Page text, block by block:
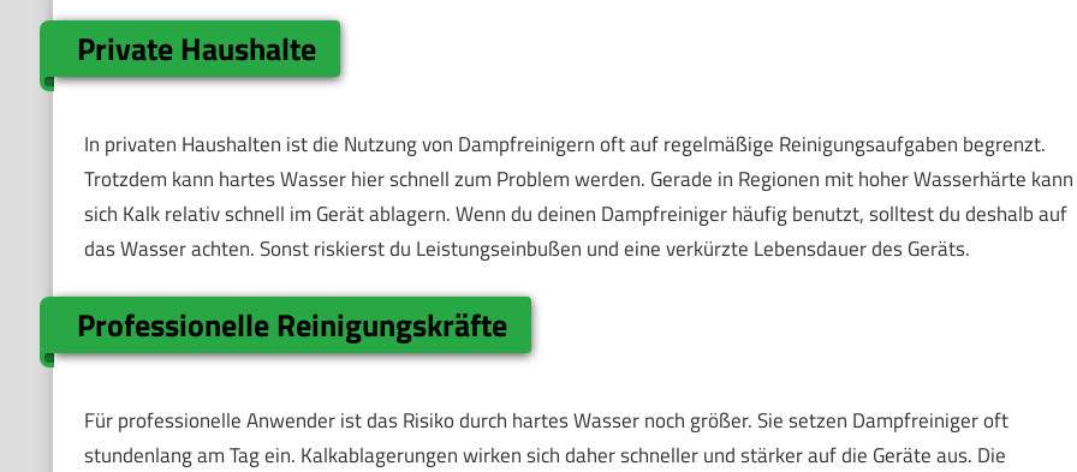
Private Haushalte
In privaten Haushalten ist die Nutzung von Dampfreinigern oft auf regelmäßige Reinigungsaufgaben begrenzt.
Trotzdem kann hartes Wasser hier schnell zum Problem werden. Gerade in Regionen mit hoher Wasserhärte kann
sich Kalk relativ schnell im Gerät ablagern. Wenn du deinen Dampfreiniger häufig benutzt, solltest du deshalb auf
das Wasser achten. Sonst riskierst du Leistungseinbußen und eine verkürzte Lebensdauer des Geräts.
Professionelle Reinigungskräfte
Für professionelle Anwender ist das Risiko durch hartes Wasser noch größer. Sie setzen Dampfreiniger oft
stundenlang am Tag ein. Kalkablagerungen wirken sich daher schneller und stärker auf die Geräte aus. Die